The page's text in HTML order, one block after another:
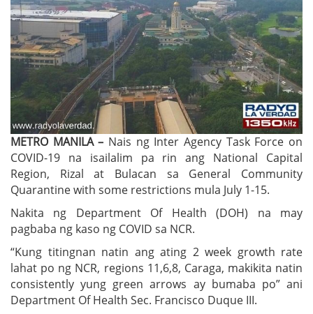
METRO MANILA – Nais ng Inter Agency Task Force on
COVID-19 na isailalim pa rin ang National Capital
Region, Rizal at Bulacan sa General Community
Quarantine with some restrictions mula July 1-15.
Nakita ng Department Of Health (DOH) na may
pagbaba ng kaso ng COVID sa NCR.
“Kung titingnan natin ang ating 2 week growth rate
lahat po ng NCR, regions 11,6,8, Caraga, makikita natin
consistently yung green arrows ay bumaba po” ani
Department Of Health Sec. Francisco Duque III.